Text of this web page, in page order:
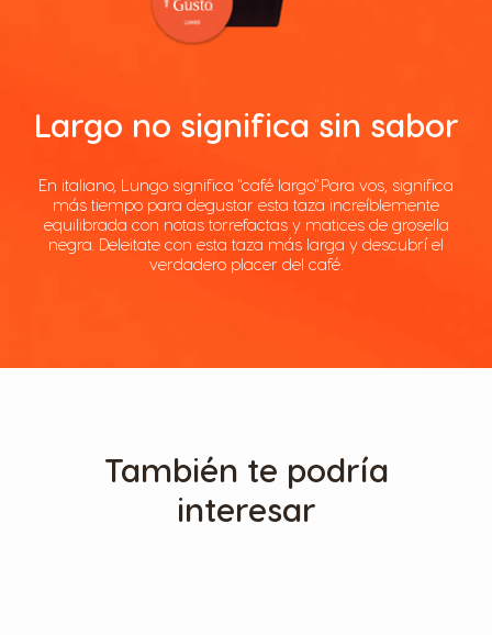
Largo no significa sin sabor
En italiano, Lungo significa "café largo".Para vos, significa
más tiempo para degustar esta taza increíblemente
equilibrada con notas torrefactas y matices de grosella
negra. Deleitate con esta taza más larga y descubrí el
verdadero placer del café.
También te podría
interesar